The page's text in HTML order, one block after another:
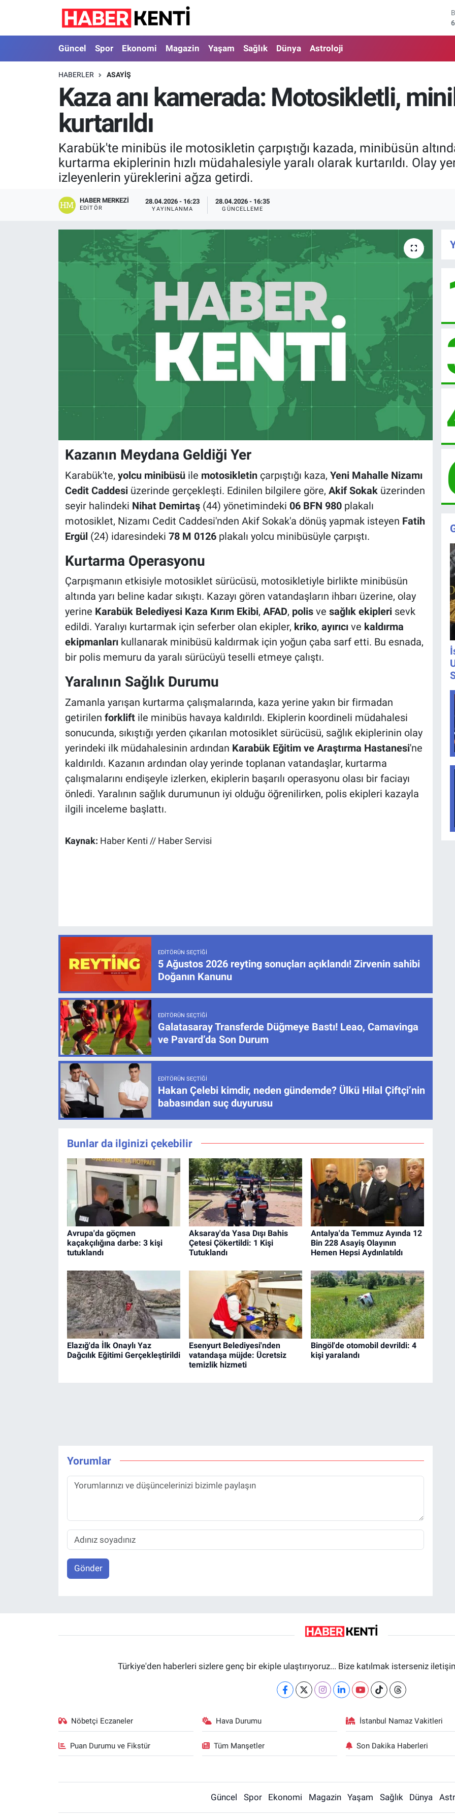
Güncel Spor Ekonomi Magazin Yaşam Sağlık Dünya Astroloji
HABERLER ASAYIŞ
Kaza anı kamerada: Motosikletli,
kurtarıldı
Karabük'te minibüs ile motosikletin çarpıştığı kazada, minibüsün
kurtarma ekiplerinin hızlı müdahalesiyle yaralı olarak kurtarıldı. Olay
izleyenlerin yüreklerini ağza getirdi.
HABER MERKEZI
EDITÖR
28.04.2026 - 16:23
YAYINLANMA
28.04.2026 - 16:35
GÜNCELLEME
Kazanın Meydana Geldiği Yer
Karabük'te, yolcu minibüsüile motosikletinçarpıştığı kaza, Yeni Mahalle Nizamı
Cedit Caddesiüzerinde gerçekleşti. Edinilen bilgilere göre, Akif Sokaküzerinden
seyir halindeki Nihat Demirtaş(44) yönetimindeki 06 BFN 980plakalı
motosiklet, Nizamı Cedit Caddesi'nden Akif Sokak'a dönüş yapmak isteyen Fatih
Ergül (24) idaresindeki 78 M 0126plakalı yolcu minibüsüyle çarpıştı.
Kurtarma Operasyonu
Çarpışmanın etkisiyle motosiklet sürücüsü, motosikletiyle birlikte minibüsün
altında yarı beline kadar sıkıştı. Kazayı gören vatandaşların ihbarı üzerine, olay
yerine Karabük Belediyesi Kaza Kırım Ekibi, AFAD, polisve sağlık ekiplerisevk
edildi. Yaralıyı kurtarmak için seferber olan ekipler, kriko, ayırıcıve kaldırma
ekipmanlarıkullanarak minibüsü kaldırmak için yoğun çaba sarf etti. Bu esnada,
bir polis memuru da yaralı sürücüyü teselli etmeye çalıştı.
Yaralının Sağlık Durumu
Zamanla yarışan kurtarma çalışmalarında, kaza yerine yakın bir firmadan
getirilen forkliftile minibüs havaya kaldırıldı. Ekiplerin koordineli müdahalesi
sonucunda, sıkıştığı yerden çıkarılan motosiklet sürücüsü, sağlık ekiplerinin olay
yerindeki ilk müdahalesinin ardından Karabük Eğitim ve Araştırma Hastanesi'ne
kaldırıldı. Kazanın ardından olay yerinde toplanan vatandaşlar, kurtarma
çalışmalarını endişeyle izlerken, ekiplerin başarılı operasyonu olası bir faciayı
önledi. Yaralının sağlık durumunun iyi olduğu öğrenilirken, polis ekipleri kazayla
ilgili inceleme başlattı.
Kaynak: Haber Kenti // Haber Servisi
EDITÖRÜN SEÇTIĞI
5 Ağustos 2026 reyting sonuçları açıklandı! Zirvenin sahibi
Doğanın Kanunu
EDITÖRÜN SEÇTIĞI
Galatasaray Transferde Düğmeye Bastı! Leao, Camavinga
ve Pavard’da Son Durum
EDITÖRÜN SEÇTIĞI
Hakan Çelebi kimdir, neden gündemde? Ülkü Hilal Çiftçi’nin
babasından suç duyurusu
Bunlar da ilginizi çekebilir
Avrupa'da göçmen
kaçakçılığına darbe: 3 kişi
tutuklandı
Aksaray'da Yasa Dışı Bahis
Çetesi Çökertildi: 1 Kişi
Tutuklandı
Antalya'da Temmuz Ayında 12
Bin 228 Asayiş Olayının
Hemen Hepsi Aydınlatıldı
Elazığ'da İlk Onaylı Yaz
Dağcılık Eğitimi Gerçekleştirildi
Esenyurt Belediyesi'nden
vatandaşa müjde: Ücretsiz
temizlik hizmeti
Bingöl'de otomobil devrildi: 4
kişi yaralandı
Yorumlar
Gönder
Türkiye'den haberleri sizlere genç bir ekiple ulaştırıyoruz... Bize katılmak isterseniz
Nöbetçi Eczaneler Hava Durumu İstanbul Namaz Vakitleri
Puan Durumu ve Fikstür Tüm Manşetler Son Dakika Haberleri
Güncel Spor Ekonomi Magazin Yaşam Sağlık Dünya
Güncel
Spor
Ekonomi
Nöbetçi Eczaneler
Hava Durumu
İstanbul Namaz Vakitleri
Trafik Durumu
Süper Lig Puan Durumu ve Fikstür
Tüm Manşetler
Son Dakika Haberleri